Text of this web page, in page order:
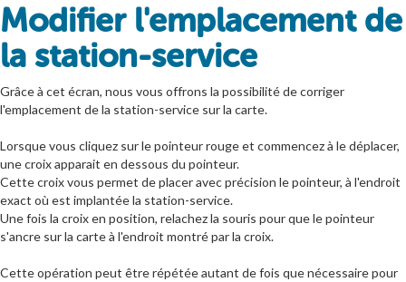
Modifier l'emplacement de
la station-service
Grâce à cet écran, nous vous offrons la possibilité de corriger
l'emplacement de la station-service sur la carte.
Lorsque vous cliquez sur le pointeur rouge et commencez à le déplacer,
une croix apparait en dessous du pointeur.
Cette croix vous permet de placer avec précision le pointeur, à l'endroit
exact où est implantée la station-service.
Une fois la croix en position, relachez la souris pour que le pointeur
s'ancre sur la carte à l'endroit montré par la croix.
Cette opération peut être répétée autant de fois que nécessaire pour